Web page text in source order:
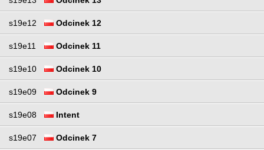
s19e12 Odcinek 12
s19e11 Odcinek 11
s19e10 Odcinek 10
s19e09 Odcinek 9
s19e08 Intent
s19e07 Odcinek 7